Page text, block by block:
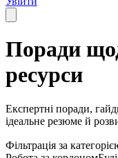
Поради
ресурси
Експертні поради,
ідеальне резюме й
Фільтрація за